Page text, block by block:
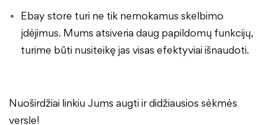
Ebay store turi ne tik nemokamus skelbimo
įdėjimus. Mums atsiveria daug papildomų funkcijų,
turime būti nusiteikę jas visas efektyviai išnaudoti.
Nuoširdžiai linkiu Jums augti ir didžiausios sėkmės
versle!